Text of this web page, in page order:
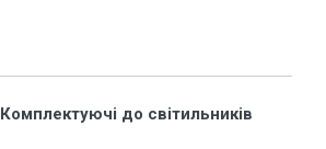
Комплектуючі до світильників